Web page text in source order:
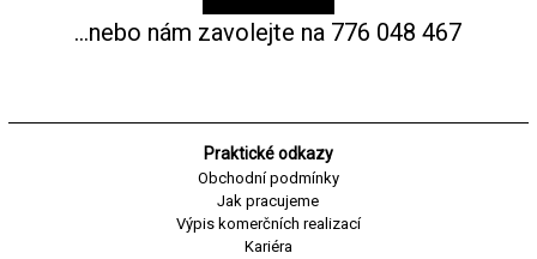
...nebo nám zavolejte na 776 048 467
Praktické odkazy
Obchodní podmínky
Jak pracujeme
Výpis komerčních realizací
Kariéra